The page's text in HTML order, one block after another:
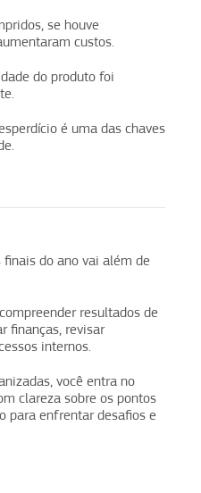
se houve
custos.
do produto foi
é uma das chaves
finais do ano vai além de
resultados de
finanças, revisar
internos.
você entra no
clareza sobre os pontos
para enfrentar desafios e